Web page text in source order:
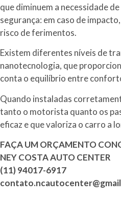
que diminuem a necessidade
segurança: em caso de
risco de ferimentos.
Existem diferentes níveis de
nanotecnologia, que
conta o equilíbrio entre
Quando instaladas
tanto o motorista quanto os
eficaz e que valoriza o carro a
FAÇA UM ORÇAMENTO
NEY COSTA AUTO CENTER
(11) 94017-6917